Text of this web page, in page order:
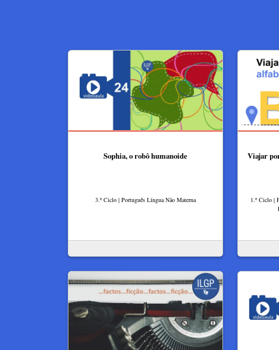
Sophia, o robô humanoide
3.º Ciclo | Português Língua Não Materna
Viajar
1.º Ciclo |